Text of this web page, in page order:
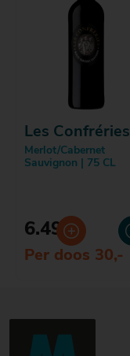
Les Confréries
Merlot/Cabernet
Sauvignon | 75 CL
6.49
Per doos 30,-